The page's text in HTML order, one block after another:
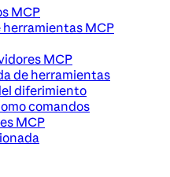
MCP
herramientas MCP
MCP
de herramientas
diferimiento
comandos
MCP